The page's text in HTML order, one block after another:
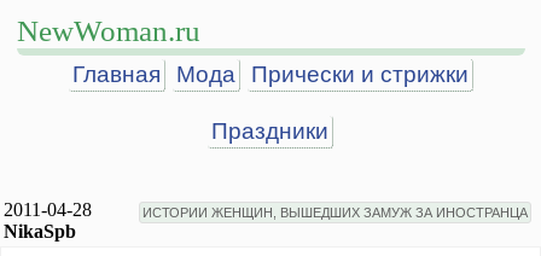
NewWoman.ru
Главная Мода Прически и стрижки
Праздники
2011-04-28
NikaSpb
ИСТОРИИ ЖЕНЩИН, ВЫШЕДШИХ ЗАМУЖ ЗА ИНОСТРАНЦА